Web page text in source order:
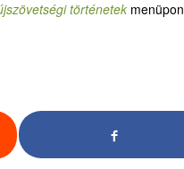
történetek